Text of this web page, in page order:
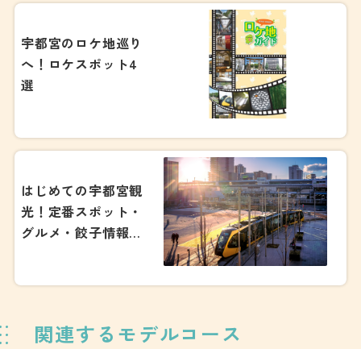
宇都宮のロケ地巡り
へ！ロケスポット4
選
はじめての宇都宮観
光！定番スポット・
グルメ・餃子情報ま
関連するモデルコース